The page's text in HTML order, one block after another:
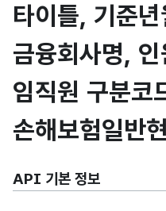
타이틀, 기준
금융회사명,
임직원 구분코
손해보험일반
API 기본 정보